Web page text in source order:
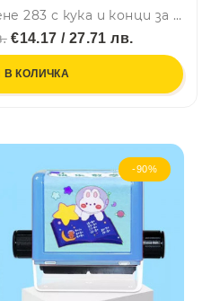
Детски стан за плетене 283 с кука и конци за плетене - BOW HEADBAND
€14.17 / 27.71 лв.
КОЛИЧКА
-90%